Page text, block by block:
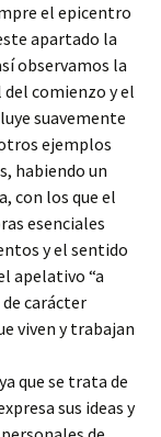
el epicentro
apartado la
observamos la
comienzo y el
suavemente
ejemplos
habiendo un
con los que el
esenciales
y el sentido
apelativo “a
carácter
viven y trabajan
que se trata de
sus ideas y